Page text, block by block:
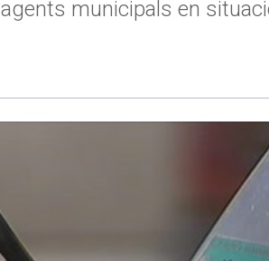
municipals en